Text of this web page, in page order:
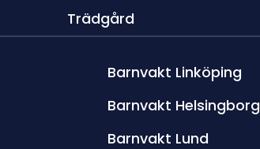
Trädgård
Barnvakt Linköping
Barnvakt Helsingborg
Barnvakt Lund